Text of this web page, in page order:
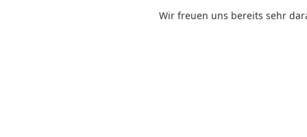
Wir freuen uns bereits sehr